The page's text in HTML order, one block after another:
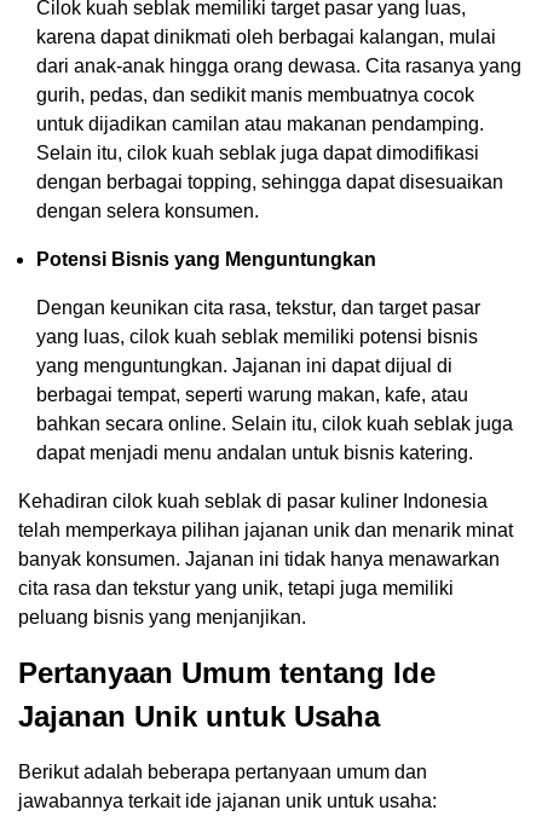
Cilok kuah seblak memiliki target pasar yang luas,
karena dapat dinikmati oleh berbagai kalangan, mulai
dari anak-anak hingga orang dewasa. Cita rasanya yang
gurih, pedas, dan sedikit manis membuatnya cocok
untuk dijadikan camilan atau makanan pendamping.
Selain itu, cilok kuah seblak juga dapat dimodifikasi
dengan berbagai topping, sehingga dapat disesuaikan
dengan selera konsumen.
Potensi Bisnis yang Menguntungkan
Dengan keunikan cita rasa, tekstur, dan target pasar
yang luas, cilok kuah seblak memiliki potensi bisnis
yang menguntungkan. Jajanan ini dapat dijual di
berbagai tempat, seperti warung makan, kafe, atau
bahkan secara online. Selain itu, cilok kuah seblak juga
dapat menjadi menu andalan untuk bisnis katering.
Kehadiran cilok kuah seblak di pasar kuliner Indonesia
telah memperkaya pilihan jajanan unik dan menarik minat
banyak konsumen. Jajanan ini tidak hanya menawarkan
cita rasa dan tekstur yang unik, tetapi juga memiliki
peluang bisnis yang menjanjikan.
Pertanyaan Umum tentang Ide
Jajanan Unik untuk Usaha
Berikut adalah beberapa pertanyaan umum dan
jawabannya terkait ide jajanan unik untuk usaha: